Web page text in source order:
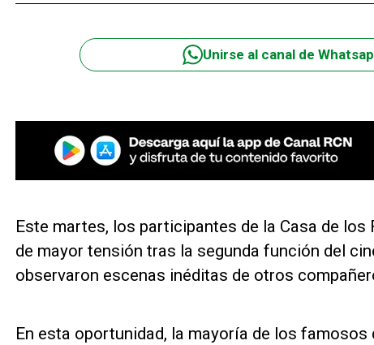
Unirse al canal de
Este martes, los participantes de la Casa de
de mayor tensión tras la segunda función del
observaron escenas inéditas de otros
En esta oportunidad, la mayoría de los